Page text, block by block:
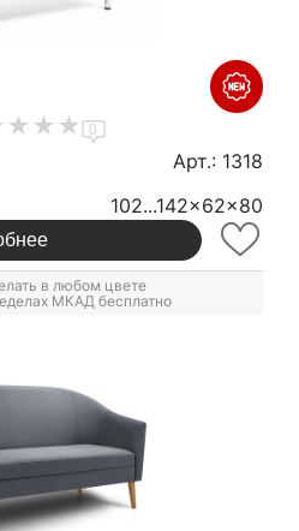
0
Арт.: 1318
102...142x62x80
в любом цвете
МКАД бесплатно